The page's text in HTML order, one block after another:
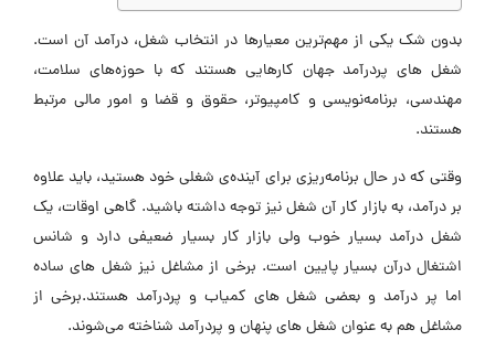
بدون شک یکی از مهم‌ترین معیارها در انتخاب شغل، درآمد آن است.
شغل های پردرآمد جهان کارهایی هستند که با حوزه‌های سلامت،
مهندسی، برنامه‌نویسی و کامپیوتر، حقوق و قضا و امور مالی مرتبط
هستند.
وقتی که در حال برنامه‌ریزی برای آینده‌ی شغلی خود هستید، باید علاوه
بر درآمد، به بازار کار آن شغل نیز توجه داشته باشید. گاهی اوقات، یک
شغل درآمد بسیار خوب ولی بازار کار بسیار ضعیفی دارد و شانس
اشتغال درآن بسیار پایین است. برخی از مشاغل نیز شغل های ساده
اما پر درآمد و بعضی شغل های کمیاب و پردرآمد هستند.برخی از
مشاغل هم به عنوان شغل های پنهان و پردرآمد شناخته می‌شوند.